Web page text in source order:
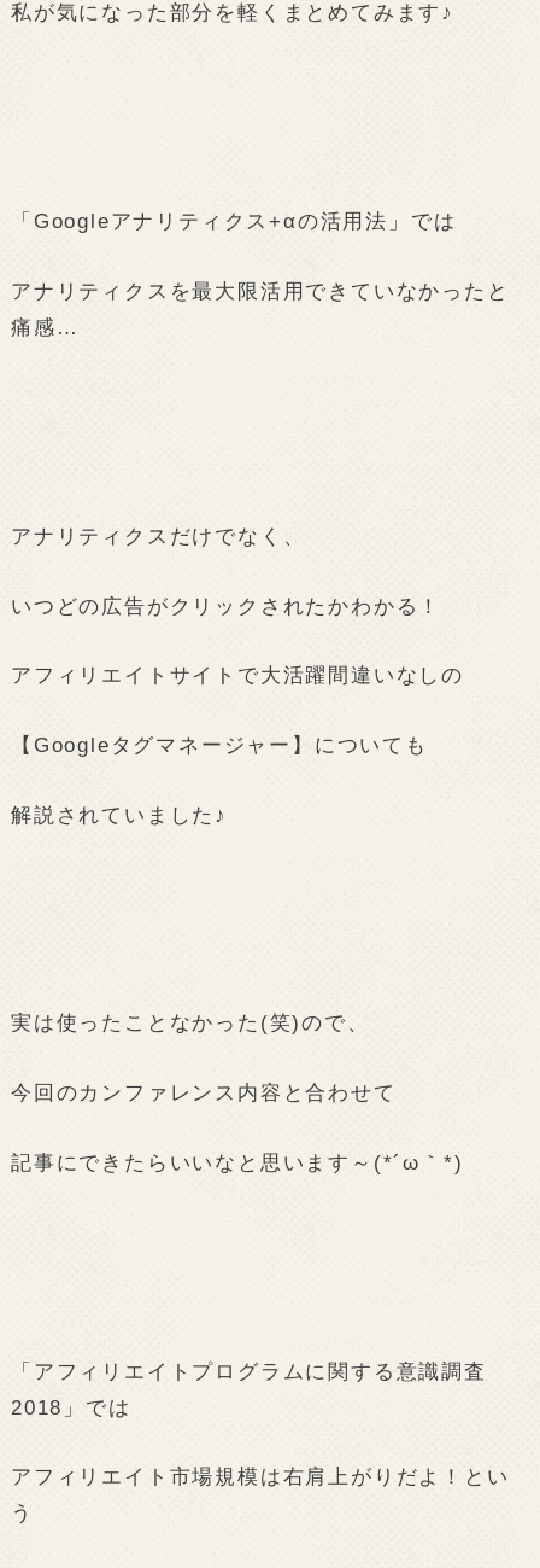
私が気になった部分を軽くまとめてみます♪
「Googleアナリティクス+αの活用法」では
アナリティクスを最大限活用できていなかったと
痛感…
アナリティクスだけでなく、
いつどの広告がクリックされたかわかる！
アフィリエイトサイトで大活躍間違いなしの
【Googleタグマネージャー】についても
解説されていました♪
実は使ったことなかった(笑)ので、
今回のカンファレンス内容と合わせて
記事にできたらいいなと思います～(*´ω｀*)
「アフィリエイトプログラムに関する意識調査
2018」では
アフィリエイト市場規模は右肩上がりだよ！とい
う